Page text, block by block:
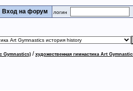
Вход на форум логин
Gymnastics) / художественная гимнастика Art